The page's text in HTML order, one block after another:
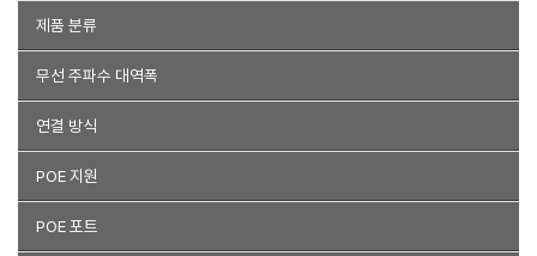
티피링크
넥시 시스코 자이젤 컴스 강원전자 삼성전자 우리테크
Ubiquiti
제품 분류
AP 안테나 POE 장비
무선 주파수 대역폭
2.4GHz
연결 방식
RJ-45
POE 지원
POE POE+
POE 포트